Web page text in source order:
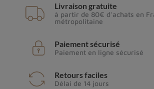
Livraison gratuite
à partir de 80€ d'achats en
métropolitaine
Paiement sécurisé
Paiement en ligne sécurisé
Retours faciles
Délai de 14 jours